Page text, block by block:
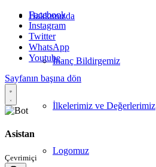
Hakkımızda
İnanç Bildirgemiz
İlkelerimiz ve Değerlerimiz
Logomuz
Facebook
Instagram
Twitter
WhatsApp
Youtube
Sayfanın başına dön
Asistan
Çevrimiçi